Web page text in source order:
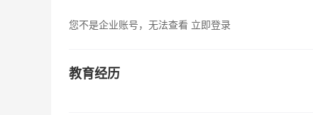
您不是企业账号，无法查看 立即登录
教育经历